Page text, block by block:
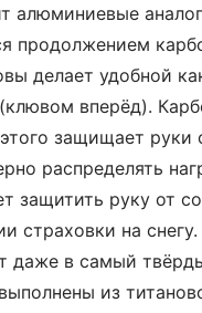
алюминиевые
продолжением
делает удобной
вперёд).
защищает руки
распределять
защитить руку от
страховки на снегу.
даже в самый
из